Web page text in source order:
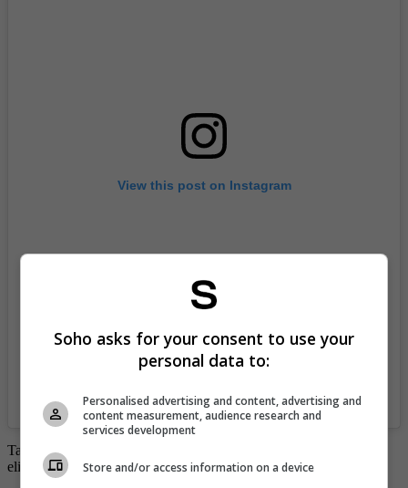
View this post on Instagram
A post shared by Mr Woody Paparazzi (@mrwoodyking)
Tantos fueron los comentarios, que horas después Ruiz decidió
eliminar la publicación, tal y como se puede ver en su perfil.
Soho asks for your consent to use your
personal data to:
Personalised advertising and content, advertising and
content measurement, audience research and
services development
Store and/or access information on a device